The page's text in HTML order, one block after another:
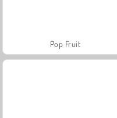
Pop Fruit